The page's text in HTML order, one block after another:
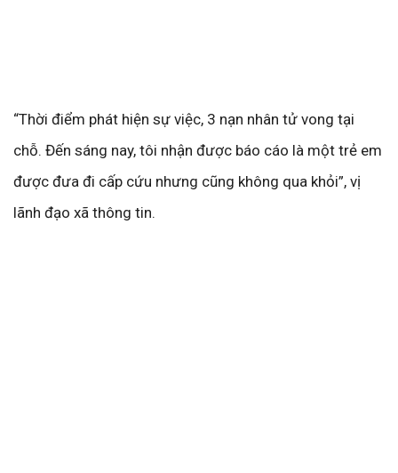
“Thời điểm phát hiện sự việc, 3 nạn nhân tử vong tại
chỗ. Đến sáng nay, tôi nhận được báo cáo là một trẻ em
được đưa đi cấp cứu nhưng cũng không qua khỏi”, vị
lãnh đạo xã thông tin.